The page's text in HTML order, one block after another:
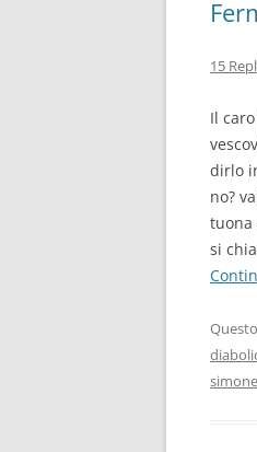
15
Il
dirlo
no?
tuona
si
simone